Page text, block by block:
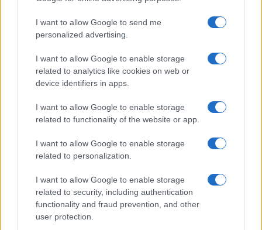
I want to allow Google to send me
personalized advertising.
I want to allow Google to enable storage
related to analytics like cookies on web or
device identifiers in apps.
I want to allow Google to enable storage
related to functionality of the website or app.
I want to allow Google to enable storage
related to personalization.
I want to allow Google to enable storage
related to security, including authentication
functionality and fraud prevention, and other
user protection.
del Hongosto
Diego Romero · 6 Ago 2026
APERITIVOS Y TAPAS